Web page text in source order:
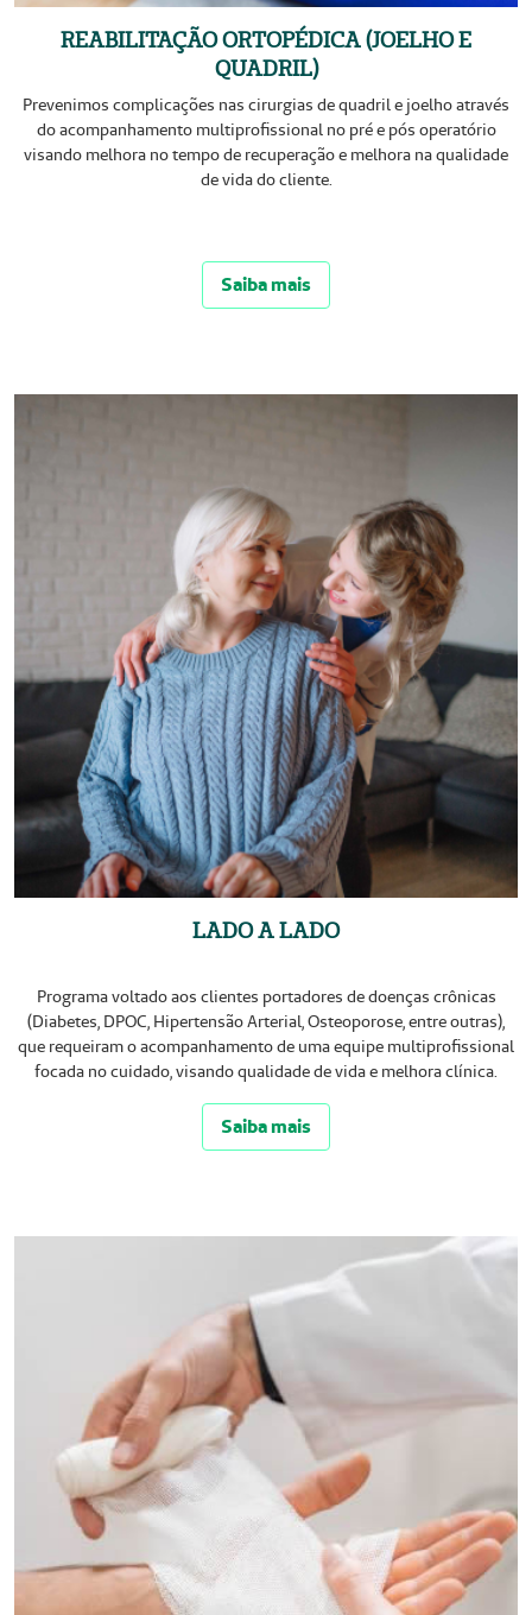
REABILITAÇÃO ORTOPÉDICA (JOELHO E
QUADRIL)
Prevenimos complicações nas cirurgias de quadril e joelho através
do acompanhamento multiprofissional no pré e pós operatório
visando melhora no tempo de recuperação e melhora na qualidade
de vida do cliente.
Saiba mais
LADO A LADO
Programa voltado aos clientes portadores de doenças crônicas
(Diabetes, DPOC, Hipertensão Arterial, Osteoporose, entre outras),
que requeiram o acompanhamento de uma equipe multiprofissional
focada no cuidado, visando qualidade de vida e melhora clínica.
Saiba mais